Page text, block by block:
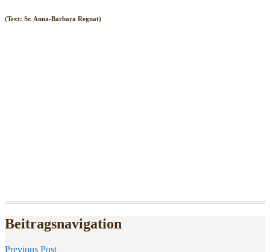
(Text: Sr. Anna-Barbara Regnat)
Beitragsnavigation
Previous Post